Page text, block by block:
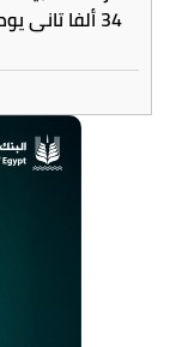
34 ألفا تاني يوم